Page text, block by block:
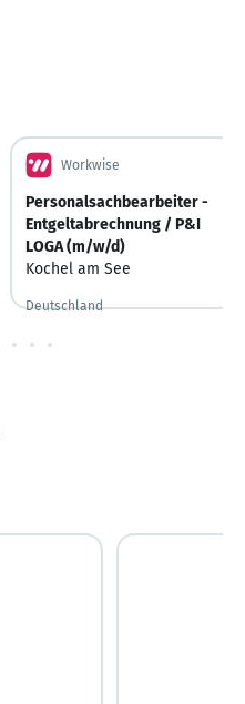
Workwise
Personalsachbearbeiter -
Entgeltabrechnung / P&I
LOGA (m/w/d)
Kochel am See
Deutschland